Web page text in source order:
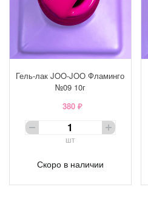
Гель-лак JOO-JOO Фламинго
№09 10г
380 ₽
шт
Скоро в наличии